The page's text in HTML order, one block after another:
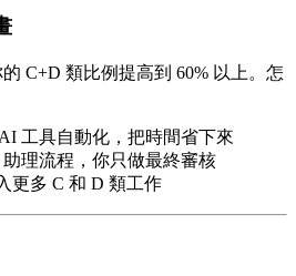
C+D 類比例提高到 60% 以上。怎
工具自動化，把時間省下來
理流程，你只做最終審核
更多 C 和 D 類工作